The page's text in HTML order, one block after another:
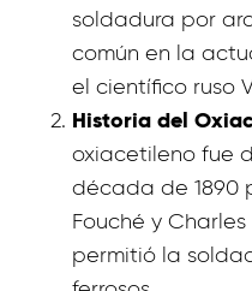
soldadura por
común en la
el científico ruso
Historia del
oxiacetileno fue
década de 1890
Fouché y
permitió la